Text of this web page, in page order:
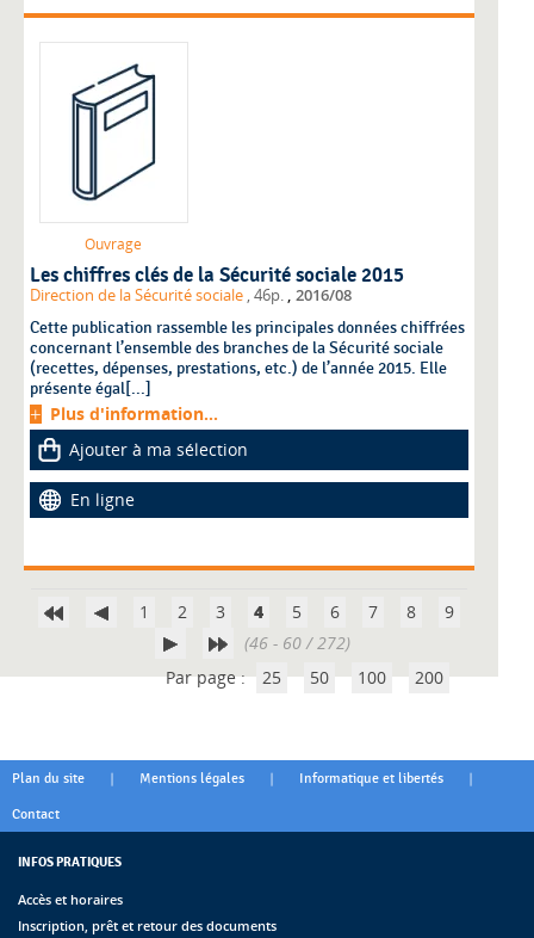
Ouvrage
Les chiffres clés de la Sécurité sociale 2015
Direction de la Sécurité sociale , 46p. , 2016/08
Cette publication rassemble les principales données chiffrées
concernant l’ensemble des branches de la Sécurité sociale
(recettes, dépenses, prestations, etc.) de l’année 2015. Elle
présente égal[...]
Plus d'information...
Ajouter à ma sélection
En ligne
1 2 3 4 5 6 7 8
9
(46 - 60 / 272)
Par page : 25 50 100 200
Plan du site | Mentions légales | Informatique et libertés |
Contact
INFOS PRATIQUES
Accès et horaires
Inscription, prêt et retour des documents